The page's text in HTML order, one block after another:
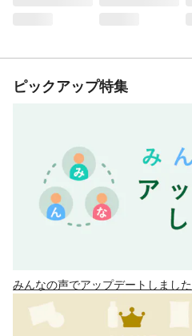
ピックアップ特集
みんなの声でアップデートしました